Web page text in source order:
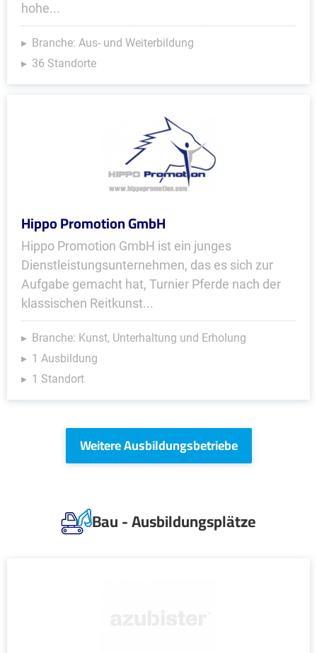
hohe...
Branche: Aus- und Weiterbildung
36 Standorte
Hippo Promotion GmbH
Hippo Promotion GmbH ist ein junges
Dienstleistungsunternehmen, das es sich zur
Aufgabe gemacht hat, Turnier Pferde nach der
klassischen Reitkunst...
Branche: Kunst, Unterhaltung und Erholung
1 Ausbildung
1 Standort
Weitere Ausbildungsbetriebe
Bau - Ausbildungsplätze